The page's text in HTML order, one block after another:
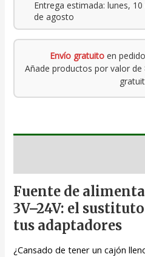
Entrega estimada: lunes,
de agosto
Envío gratuito en
Añade productos por valor de
Fuente de
3V–24V: el
tus adaptadores
¿Cansado de tener un cajón